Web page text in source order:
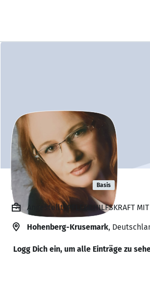
Nicole Steeg Basis
Angestellt, PFLEGEHILFSKRAFT
Hohenberg-Krusemark,
Logg Dich ein, um alle Einträge zu